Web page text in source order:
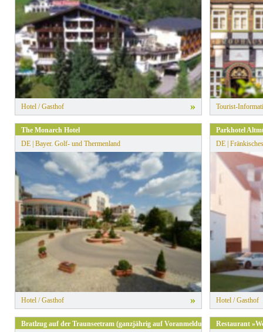
Hotel / Gasthof » Tourist-
The Monarch Hotel
DE | Bayer. Golf- und Thermenland
Hotel / Gasthof »
Parkhotel
DE |
Hotel / Gasthof
Bratlzug auf der Traunseetram (ganzjährig auf Voranmeldung) Restaurant